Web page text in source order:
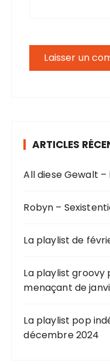
ARTICLES
All diese Gewalt
Robyn –
La playlist de
La playlist
menaçant de
La playlist pop
décembre 2024